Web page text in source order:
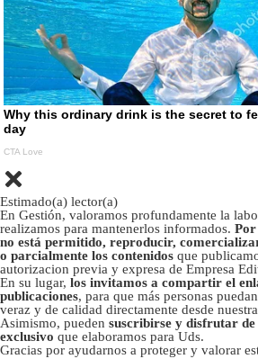
Estimado(a) lector(a)
En Gestión, valoramos profundamente la
realizamos para mantenerlos informados. Por
no está permitido, reproducir,
o parcialmente los contenidos que
autorizacion previa y expresa de Empresa
En su lugar, los invitamos a compartir el
publicaciones, para que más personas
veraz y de calidad directamente desde
Asimismo, pueden suscribirse y disfrutar de
exclusivo que elaboramos para Uds.
Gracias por ayudarnos a proteger y valorar